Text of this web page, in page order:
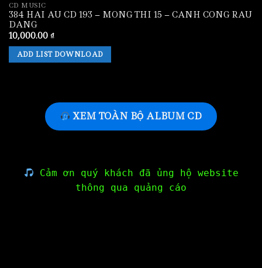
CD MUSIC
384 HAI AU CD 193 – MONG THI 15 – CANH CONG RAU
DANG
10,000.00 ₫
ADD LIST DOWNLOAD
XEM TOÀN BỘ ALBUM CD
Cảm ơn quý khách đã ủng hộ website
thông qua quảng cáo